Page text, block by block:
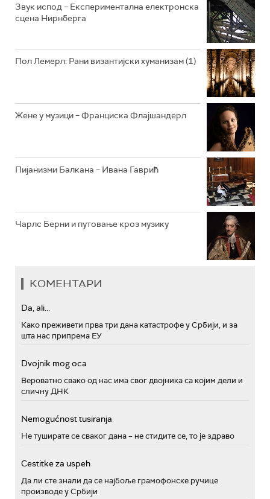
РАДИО ЏЕЗЕР
Звук испод – Експериментална електронска
сцена Нирнберга
Пол Лемерл: Рани византијски хуманизам (1)
Жене у музици – Франциска Флајшандерл
Пијанизми Балкана – Ивана Гаврић
Чарлс Берни и путовање кроз музику
КОМЕНТАРИ
Da, ali...
Како преживети прва три дана катастрофе у Србији, и за
шта нас припрема ЕУ
Dvojnik mog oca
Вероватно свако од нас има свог двојника са којим дели и
сличну ДНК
Nemogućnost tusiranja
Не туширате се сваког дана – не стидите се, то је здраво
Cestitke za uspeh
Да ли сте знали да се најбоље грамофонске ручице
производе у Србији